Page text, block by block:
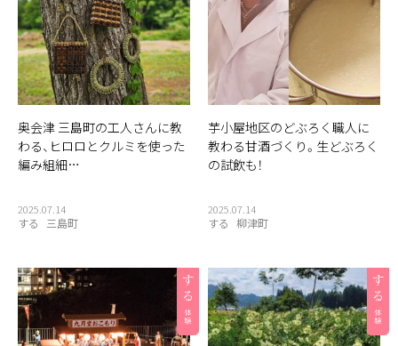
奥会津 三島町の工人さんに教
わる、ヒロロとクルミを使った
編み組細…
2025.07.14
する 三島町
芋小屋地区のどぶろく職人に
教わる甘酒づくり。生どぶろく
の試飲も！
2025.07.14
する 柳津町